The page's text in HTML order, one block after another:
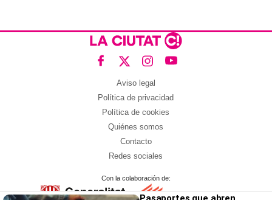
Aviso legal
Política de privacidad
Política de cookies
Quiénes somos
Contacto
Redes sociales
Con la colaboración de: